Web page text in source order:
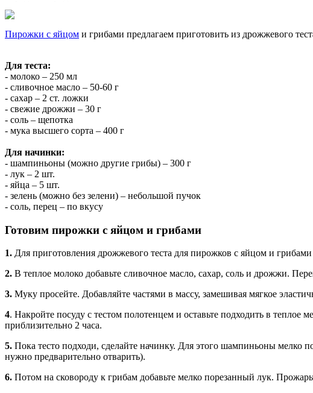
Пирожки с яйцом и грибами предлагаем приготовить из дрожжевого
Для теста:
- молоко – 250 мл
- сливочное масло – 50-60 г
- сахар – 2 ст. ложки
- свежие дрожжи – 30 г
- соль – щепотка
- мука высшего сорта – 400 г
Для начинки:
- шампиньоны (можно другие грибы) – 300 г
- лук – 2 шт.
- яйца – 5 шт.
- зелень (можно без зелени) – небольшой пучок
- соль, перец – по вкусу
Готовим пирожки с яйцом и грибами
1. Для приготовления дрожжевого теста для пирожков с яйцом и
2. В теплое молоко добавьте сливочное масло, сахар, соль и дрожжи.
3. Муку просейте. Добавляйте частями в массу, замешивая мягкое
4. Накройте посуду с тестом полотенцем и оставьте подходить в теплое
приблизительно 2 часа.
5. Пока тесто подходи, сделайте начинку. Для этого шампиньоны мелко
нужно предварительно отварить).
6. Потом на сковороду к грибам добавьте мелко порезанный лук.